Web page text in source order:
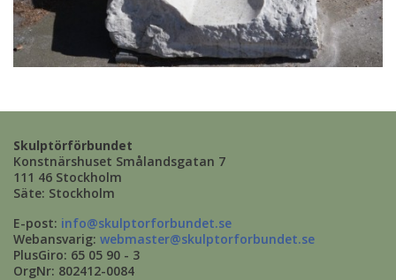
Skulptörförbundet
Konstnärshuset Smålandsgatan 7
111 46 Stockholm
Säte: Stockholm
E-post: info@skulptorforbundet.se
Webansvarig: webmaster@skulptorforbundet.se
PlusGiro: 65 05 90 - 3
OrgNr: 802412-0084